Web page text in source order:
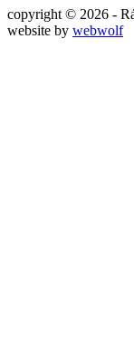
copyright © 2026 -
website by webwolf